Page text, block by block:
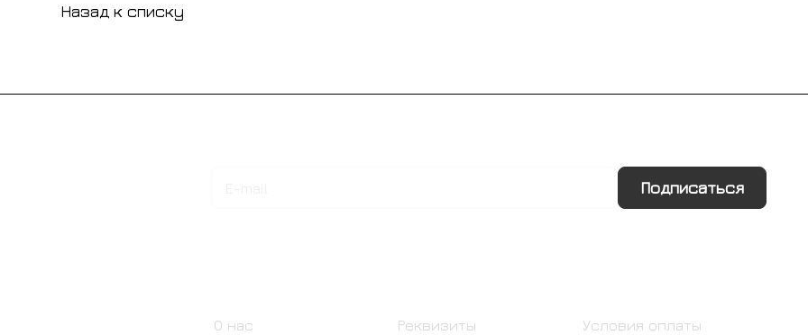
Назад к списку
Подписаться
О нас
Реквизиты
Условия оплаты